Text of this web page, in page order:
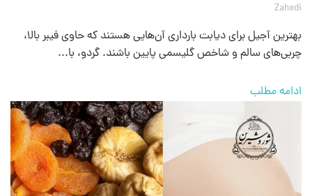
Zahedi
بهترین آجیل برای دیابت بارداری آن‌هایی هستند که حاوی فیبر بالا،
چربی‌های سالم و شاخص گلیسمی پایین باشند. گردو، با...
ادامه مطلب